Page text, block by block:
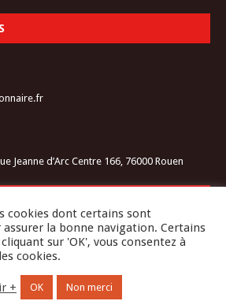
Jeanne d’Arc Centre 166, 76000 Rouen
cookies dont certains sont
la bonne navigation. Certains
sur 'OK', vous consentez à
cookies.
+ OK Non merci